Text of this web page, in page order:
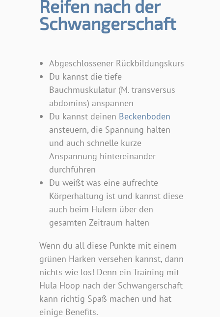
Reifen nach der
Schwangerschaft
Abgeschlossener Rückbildungskurs
Du kannst die tiefe
Bauchmuskulatur (M. transversus
abdomins) anspannen
Du kannst deinen Beckenboden
ansteuern, die Spannung halten
und auch schnelle kurze
Anspannung hintereinander
durchführen
Du weißt was eine aufrechte
Körperhaltung ist und kannst diese
auch beim Hulern über den
gesamten Zeitraum halten
Wenn du all diese Punkte mit einem
grünen Harken versehen kannst, dann
nichts wie los! Denn ein Training mit
Hula Hoop nach der Schwangerschaft
kann richtig Spaß machen und hat
einige Benefits.